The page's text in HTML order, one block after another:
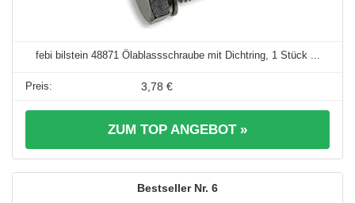
febi bilstein 48871 Ölablassschraube mit Dichtring, 1 Stück ...
3,78 €
ZUM TOP ANGEBOT »
6